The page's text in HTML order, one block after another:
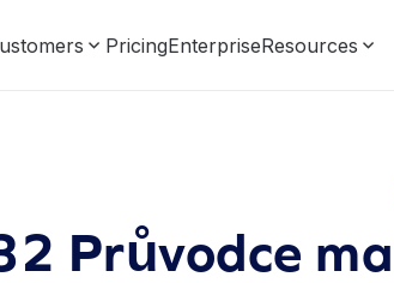
PricingEnterpriseResources
Průvodce